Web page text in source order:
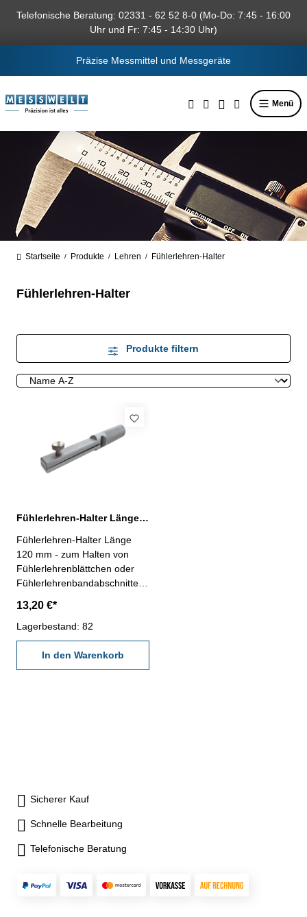
springen
Telefonische Beratung: 02331 - 62 52 8-0 (Mo-Do: 7:45 - 16:00
Uhr und Fr: 7:45 - 14:30 Uhr)
Präzise Messmittel und Messgeräte
Menü
Startseite / Produkte / Lehren / Fühlerlehren-Halter
Fühlerlehren-Halter
Produkte filtern
Fühlerlehren-Halter Länge 120 mm aus rostfreiem Stahl
Fühlerlehren-Halter Länge
120 mm - zum Halten von
Fühlerlehrenblättchen oder
Fühlerlehrenbandabschnitten-
aus rostfreiem Stahl
13,20 €*
Lagerbestand: 82
In den Warenkorb
Sicherer Kauf
Schnelle Bearbeitung
Telefonische Beratung